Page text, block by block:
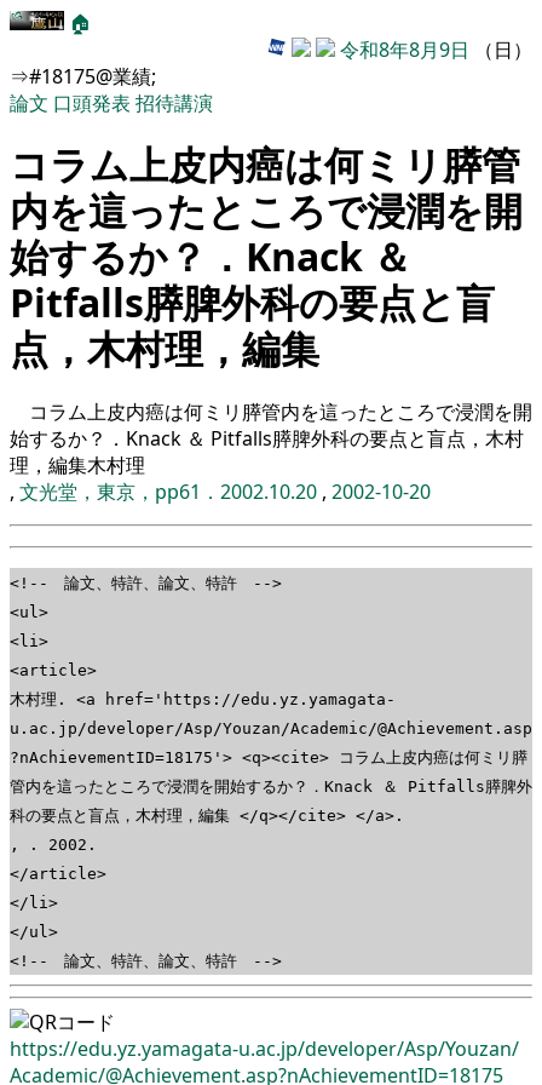
🏠
令和8年8月9日 （日）
⇒#18175@業績;
論文 口頭発表 招待講演
コラム上皮内癌は何ミリ膵管
内を這ったところで浸潤を開
始するか？．Knack ＆
Pitfalls膵脾外科の要点と盲
点，木村理，編集
コラム上皮内癌は何ミリ膵管内を這ったところで浸潤を開
始するか？．Knack ＆ Pitfalls膵脾外科の要点と盲点，木村
理，編集木村理
, 文光堂，東京，pp61．2002.10.20 , 2002-10-20
<!-- 論文、特許、論文、特許 -->
<ul>
<li>
<article>
木村理. <a href='https://edu.yz.yamagata-
u.ac.jp/developer/Asp/Youzan/Academic/@Achievement.asp
?nAchievementID=18175'> <q><cite> コラム上皮内癌は何ミリ膵
管内を這ったところで浸潤を開始するか？．Knack ＆ Pitfalls膵脾外
科の要点と盲点，木村理，編集 </q></cite> </a>.
, . 2002.
</article>
</li>
</ul>
<!-- 論文、特許、論文、特許 -->
https://edu.yz.yamagata-u.ac.jp/developer/Asp/Youzan/
Academic/@Achievement.asp?nAchievementID=18175